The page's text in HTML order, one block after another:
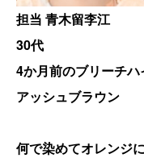
担当 青木留李江
30代
4か月前のブリーチ
アッシュブラウン
何で染めてオレンジ